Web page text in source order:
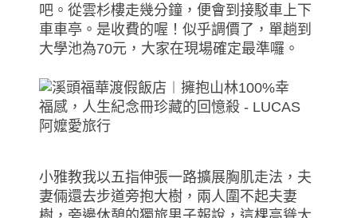
吧。從雲杉樓走幾分鐘，便會到接駁車上下
車車亭。是收費的喔！似乎調價了，單趟到
大學池為70元，大家在現場確定最準囉。
小雅教我以五指伸張一路擴展胸肌走法，夫
妻倆還去步道旁抱大樹，兩人圍不起夫妻